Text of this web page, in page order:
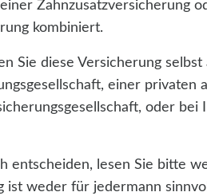
Zahnzusatzversicherung
kombiniert.
Sie diese Versicherung
einer privaten
oder bei
entscheiden, lesen Sie bitte
ist weder für jedermann